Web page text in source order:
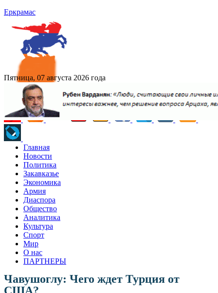
Еркрамас
Пятница, 07 августа 2026 года
Главная
Новости
Политика
Закавказье
Экономика
Армия
Диаспора
Общество
Аналитика
Культура
Спорт
Мир
О нас
ПАРТНЕРЫ
Чавушоглу: Чего ждет Турция от